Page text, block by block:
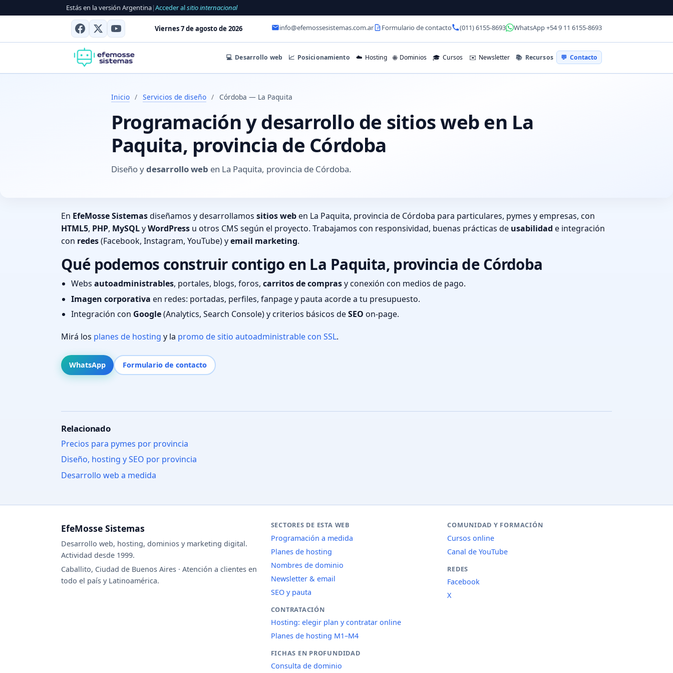
Estás en la versión Argentina|Acceder alsitio internacional
Viernes 7 de agosto de 2026 info@efemossesistemas.com.ar Formulario de contacto (011) 6155-8693 WhatsApp +54 9 11 6155-8693
💻 Desarrollo web 📈 Posicionamiento ☁️ Hosting 🌐 Dominios 🎓 Cursos ✉️ Newsletter 📚 Recursos 💬 Contacto
Inicio / Servicios de diseño / Córdoba — La Paquita
Programación y desarrollo de sitios web en La
Paquita, provincia de Córdoba
Diseño ydesarrollo web en La Paquita, provincia de Córdoba.
En EfeMosse Sistemasdiseñamos y desarrollamos sitios weben La Paquita, provincia de Córdoba para particulares, pymes y empresas, con
HTML5, PHP, MySQLyWordPress u otros CMS según el proyecto. Trabajamos con responsividad, buenas prácticas de usabilidad e integración
con redes(Facebook, Instagram, YouTube) yemail marketing.
Qué podemos construir contigo en La Paquita, provincia de Córdoba
Webs autoadministrables, portales, blogs, foros, carritos de comprasy conexión con medios de pago.
Imagen corporativa en redes: portadas, perfiles, fanpage y pauta acorde a tu presupuesto.
Integración con Google(Analytics, Search Console) y criterios básicos deSEO on-page.
Mirá los planes de hosting y la promo de sitio autoadministrable con SSL.
WhatsApp Formulario de contacto
Relacionado
Precios para pymes por provincia
Diseño, hosting y SEO por provincia
Desarrollo web a medida
EfeMosse Sistemas
Desarrollo web, hosting, dominios y marketing digital.
Actividad desde 1999.
Caballito, Ciudad de Buenos Aires · Atención a clientes en
todo el país y Latinoamérica.
SECTORES DE ESTA WEB
Programación a medida
Planes de hosting
Nombres de dominio
Newsletter & email
SEO y pauta
CONTRATACIÓN
Hosting: elegir plan y contratar online
Planes de hosting M1–M4
FICHAS EN PROFUNDIDAD
Consulta de dominio
COMUNIDAD Y FORMACIÓN
Cursos online
Canal de YouTube
REDES
Facebook
X